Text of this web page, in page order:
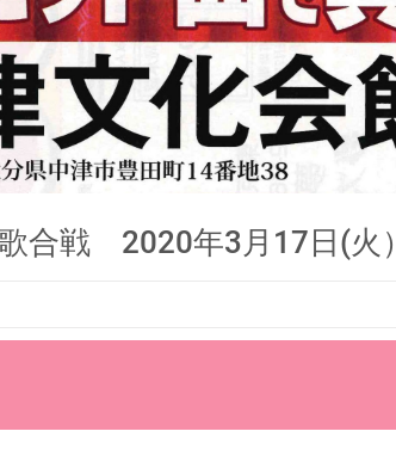
戦 2020年3月17日(火）